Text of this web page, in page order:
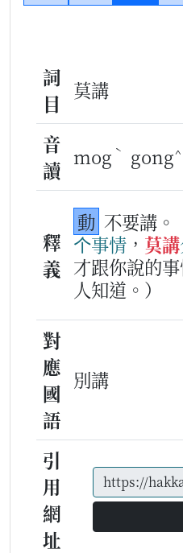
詞
目
莫講
音
讀
mog ˋ gong^
釋
義
動 不要講。
个事情 ， 莫講
才跟你說的
人知道。）
對
應
國
語
別講
引
用
網
址